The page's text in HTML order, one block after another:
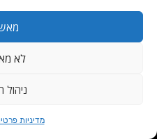
לא
ניהול
מדיניות